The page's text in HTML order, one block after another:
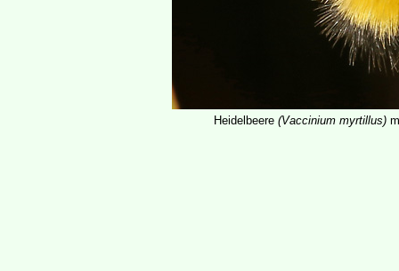
Heidelbeere (Vaccinium myrtillus)